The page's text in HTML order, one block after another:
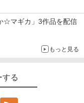
☆マギカ」3作品を配信
もっと見る
する